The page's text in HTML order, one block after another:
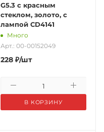
G5.3 с красным
стеклом, золото, с
лампой CD4141
Много
Арт.: 00-00152049
228₽/шт
В КОРЗИНУ